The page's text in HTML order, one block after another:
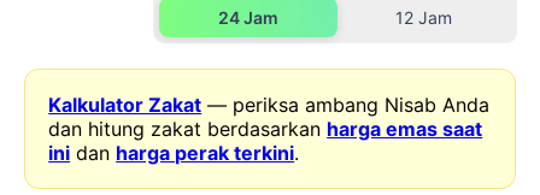
24 Jam 12 Jam
Kalkulator Zakat — periksa ambang Nisab Anda
dan hitung zakat berdasarkan harga emas saat
ini dan harga perak terkini.